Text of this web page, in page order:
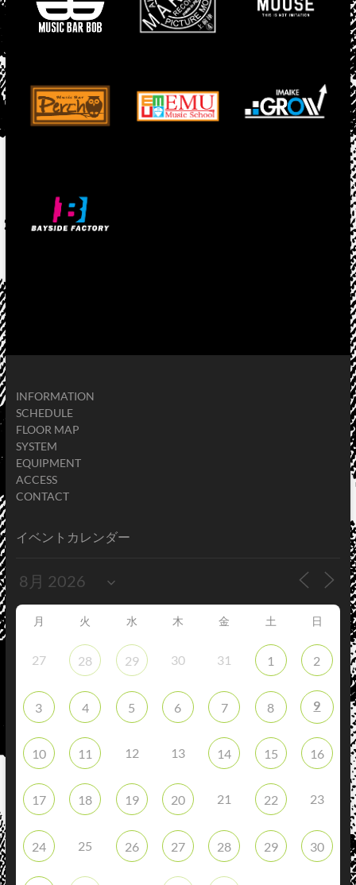
INFORMATION
SCHEDULE
FLOOR MAP
SYSTEM
EQUIPMENT
ACCESS
CONTACT
イベントカレンダー
月 火 水 木 金 土 日
27 28 29 30 31 1 2
3 4 5 6 7 8 9
10 11 12 13 14 15 16
17 18 19 20 21 22 23
24 25 26 27 28 29 30